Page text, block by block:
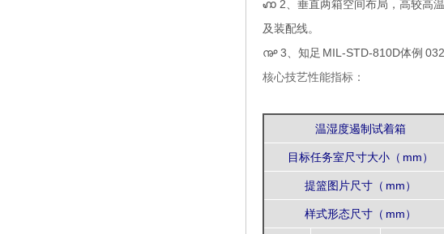
ꩲ 2、垂直两箱空间布局，高较高
及装配线。
൲ 3、知足 MIL-STD-810D体例 032
核心技艺性能指标：
温湿度遏制试着箱
目标任务室尺寸大小（ mm）
提篮图片尺寸（ mm）
样式形态尺寸（ mm）